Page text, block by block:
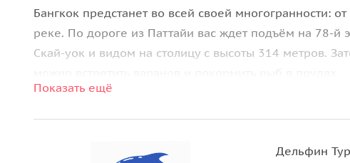
Бангкок предстанет во всей своей многогранности:
реке. По дороге из Паттайи вас ждет подъём на 78-
Скай-уок и видом на столицу с высоты 314 метров.
океанариумов мира и познакомитесь с морскими
Интхаравихан со статуей стоящего Будды высотой
Показать ещё
Дельфин Тур